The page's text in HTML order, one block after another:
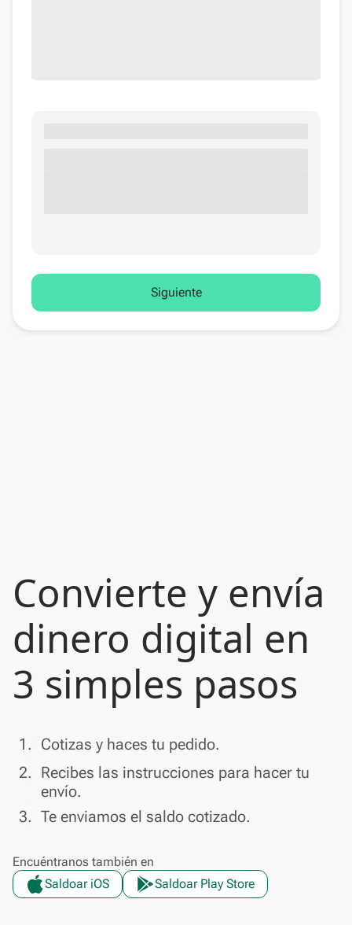
Convierte y envía
dinero digital en
3 simples pasos
done
1. Cotizas y haces tu pedido.
done
2. Recibes las instrucciones para hacer tu
envío.
done
3. Te enviamos el saldo cotizado.
Encuéntranos también en
Saldoar iOS
Saldoar Play Store
Siguiente